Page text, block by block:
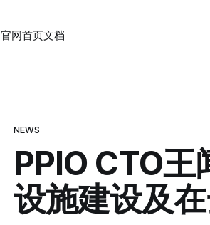
官网首页文档
NEWS
PPIO CTO
设施建设及